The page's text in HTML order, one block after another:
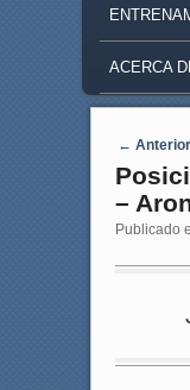
ACERCA
← Anterior
–
Publicado el